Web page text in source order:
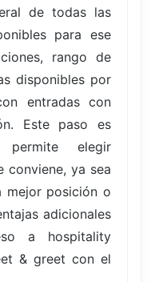
de todas las
para ese
rango de
disponibles por
entradas con
Este paso es
elegir
conviene, ya sea
mejor posición o
adicionales
a hospitality
& greet con el